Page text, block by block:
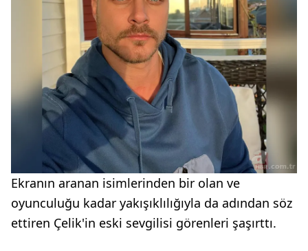
Ekranın aranan isimlerinden bir olan ve
oyunculuğu kadar yakışıklılığıyla da adından söz
ettiren Çelik'in eski sevgilisi görenleri şaşırttı.